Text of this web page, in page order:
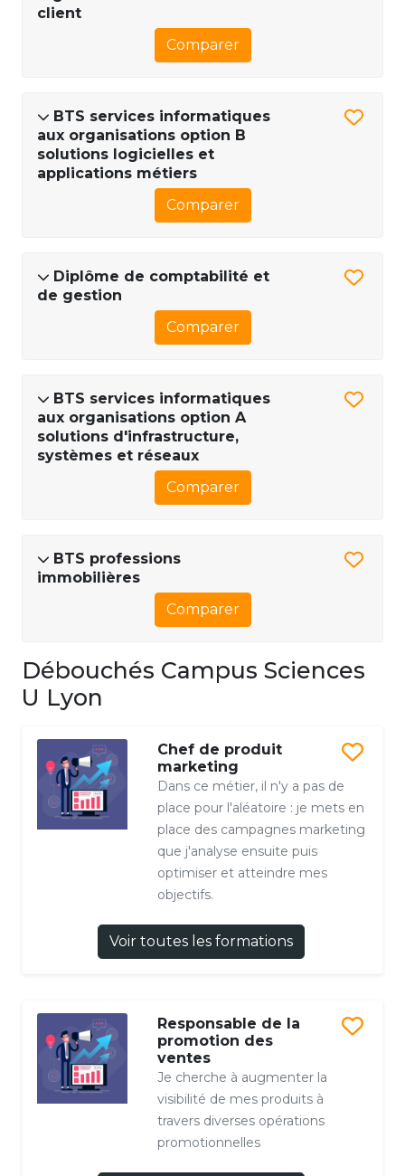
client
Comparer
BTS services informatiques
aux organisations option B
solutions logicielles et
applications métiers
Comparer
Diplôme de comptabilité et
de gestion
Comparer
BTS services informatiques
aux organisations option A
solutions d'infrastructure,
systèmes et réseaux
Comparer
BTS professions
immobilières
Comparer
Débouchés Campus Sciences
U Lyon
Chef de produit
marketing
Dans ce métier, il n'y a pas de
place pour l'aléatoire : je mets en
place des campagnes marketing
que j'analyse ensuite puis
optimiser et atteindre mes
objectifs.
Voir toutes les formations
Responsable de la
promotion des
ventes
Je cherche à augmenter la
visibilité de mes produits à
travers diverses opérations
promotionnelles